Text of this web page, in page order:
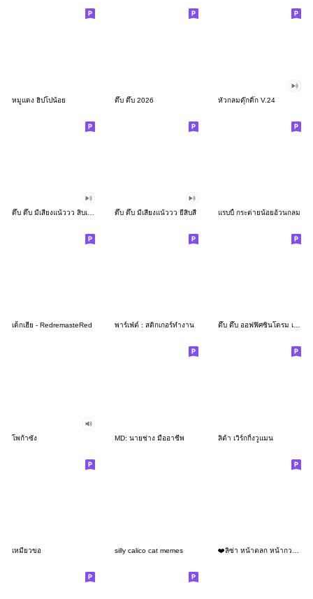
หมูแดง ฮิปโปน้อย ดึ๊บ ดึ๊บ 2026 หัวกลมดุ๊กดิ๊ก V.24
ดึ๊บ ดึ๊บ มีเสียงแน้ววว ยี่สิบสี่ แรบบี้ กระต่ายน้อยอ้วนกลม
เด็กเฮีย - RedremasteRed พาร์เฟ่ต์ : สติกเกอร์ทำงาน ดึ๊บ ดึ๊บ ออฟฟิศซินโดรม เจ็ด
โพก้าซัง MD: นายช่าง มืออาชีพ ลิต้า เวิร์กกิ้งวูแมน
เหมียวขอ silly calico cat memes